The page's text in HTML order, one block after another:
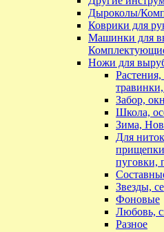
Дыроколы/
Коврики для
Машинки для
Ножи для
Забор,
Школа,
Зима,
Для
пуговки,
Звезды,
Фоновые
Любовь,
Разное